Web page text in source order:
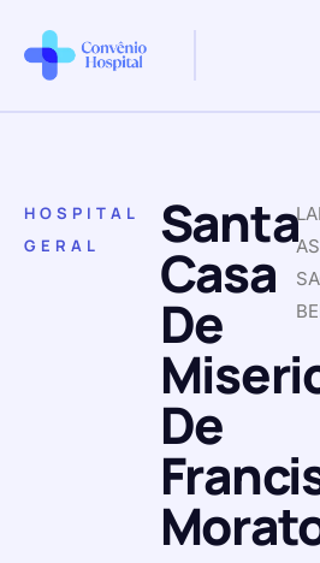
HOSPITAL
GERAL
Santa
Casa
De
De